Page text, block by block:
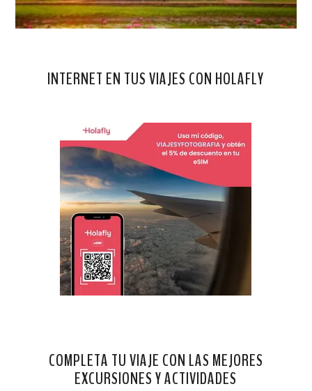
INTERNET EN TUS VIAJES CON HOLAFLY
COMPLETA TU VIAJE CON LAS MEJORES
EXCURSIONES Y ACTIVIDADES